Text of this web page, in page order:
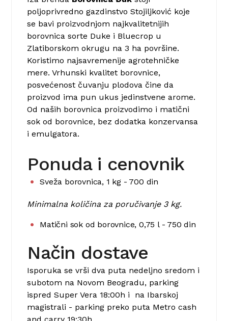
poljoprivredno gazdinstvo Stojiljković koje
se bavi proizvodnjom najkvalitetnijih
borovnica sorte Duke i Bluecrop u
Zlatiborskom okrugu na 3 ha površine.
Koristimo najsavremenije agrotehničke
mere. Vrhunski kvalitet borovnice,
posvećenost čuvanju plodova čine da
proizvod ima pun ukus jedinstvene arome.
Od naših borovnica proizvodimo i matični
sok od borovnice, bez dodatka konzervansa
i emulgatora.
Ponuda i cenovnik
Sveža borovnica, 1 kg - 700 din
Minimalna količina za poručivanje 3 kg.
Matični sok od borovnice, 0,75 l - 750 din
Način dostave
Isporuka se vrši dva puta nedeljno sredom i
subotom na Novom Beogradu, parking
ispred Super Vera 18:00h i na Ibarskoj
magistrali - parking preko puta Metro cash
and carry 19:30h.